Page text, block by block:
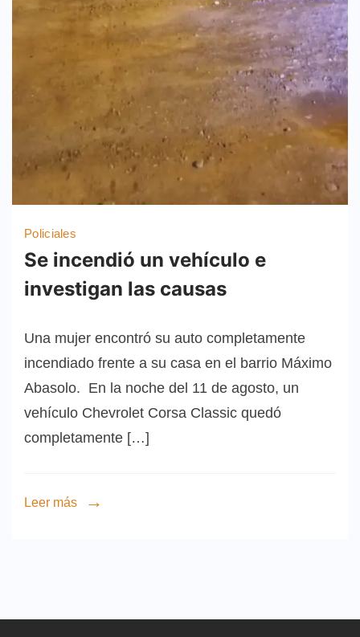
Policiales
Se incendió un vehículo e
investigan las causas
Una mujer encontró su auto completamente
incendiado frente a su casa en el barrio Máximo
Abasolo. En la noche del 11 de agosto, un
vehículo Chevrolet Corsa Classic quedó
completamente […]
Leer más